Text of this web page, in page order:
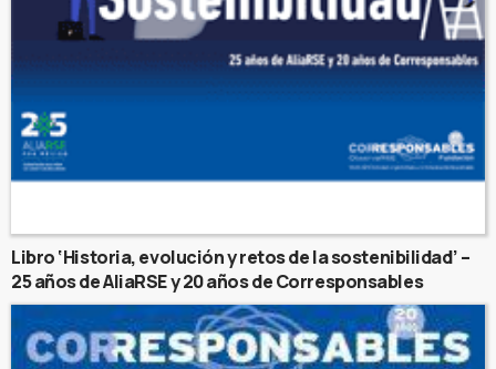
Libro ‘Historia, evolución y retos de la sostenibilidad’ –
25 años de AliaRSE y 20 años de Corresponsables